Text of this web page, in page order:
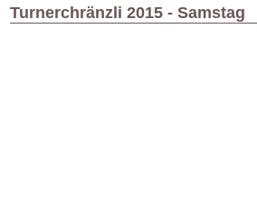
Turnerchränzli 2015 - Samstag